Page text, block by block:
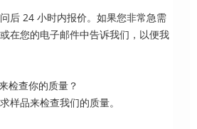
后 24 小时内报价。如果您非常急需
在您的电子邮件中告诉我们，以便我
检查你的质量？
样品来检查我们的质量。